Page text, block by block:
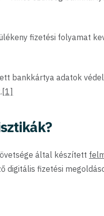
fizetési folyamat
bankkártya adatok
[1]
által készített
digitális fizetési